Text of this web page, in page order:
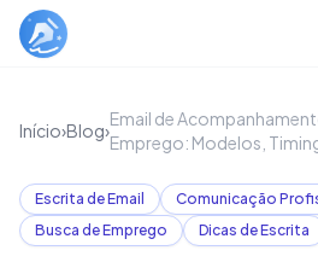
Início›Blog›
Email de
Emprego: Modelos,
Escrita de Email
Comunicação
Busca de Emprego
Dicas de Escrita